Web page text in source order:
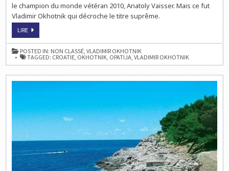
le champion du monde vétéran 2010, Anatoly Vaisser. Mais ce fut
Vladimir Okhotnik qui décroche le titre suprême.
LIREVLADIMIR
POSTED IN: NON CLASSÉ,VLADIMIR OKHOTNIK
TAGGED: CROATIE, OKHOTNIK, OPATIJA,VLADIMIR OKHOTNIK